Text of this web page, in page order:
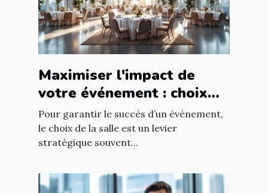
Maximiser l'impact de
votre événement : choix
stratégique de la salle
Pour garantir le succès d’un événement,
le choix de la salle est un levier
stratégique souvent...